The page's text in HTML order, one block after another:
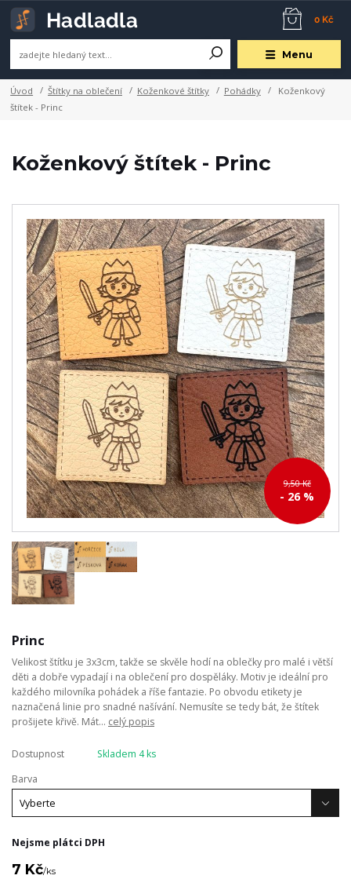
Menu
0 Kč
Úvod Štítky na oblečení Koženkové štítky Pohádky
Koženkový
štítek - Princ
Koženkový štítek - Princ
9,50 Kč
- 26 %
Princ
Velikost štítku je 3x3cm, takže se skvěle hodí na oblečky pro malé i větší
děti a dobře vypadají i na oblečení pro dospěláky. Motiv je ideální pro
každého milovníka pohádek a říše fantazie. Po obvodu etikety je
naznačená linie pro snadné našívání. Nemusíte se tedy bát, že štítek
prošijete křivě. Mát... celý popis
Dostupnost
Skladem 4 ks
Barva
Nejsme plátci DPH
7 Kč/ks